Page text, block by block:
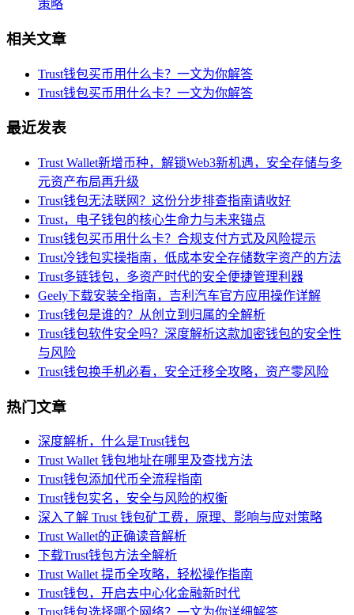
策略
相关文章
Trust钱包买币用什么卡？一文为你解答
Trust钱包买币用什么卡？一文为你解答
最近发表
Trust Wallet新增币种，解锁Web3新机遇，安全存储与多
元资产布局再升级
Trust钱包无法联网？这份分步排查指南请收好
Trust，电子钱包的核心生命力与未来锚点
Trust钱包买币用什么卡？合规支付方式及风险提示
Trust冷钱包实操指南，低成本安全存储数字资产的方法
Trust多链钱包，多资产时代的安全便捷管理利器
Geely下载安装全指南，吉利汽车官方应用操作详解
Trust钱包是谁的？从创立到归属的全解析
Trust钱包软件安全吗？深度解析这款加密钱包的安全性
与风险
Trust钱包换手机必看，安全迁移全攻略，资产零风险
热门文章
深度解析，什么是Trust钱包
Trust Wallet 钱包地址在哪里及查找方法
Trust钱包添加代币全流程指南
Trust钱包实名，安全与风险的权衡
深入了解 Trust 钱包矿工费，原理、影响与应对策略
Trust Wallet的正确读音解析
下载Trust钱包方法全解析
Trust Wallet 提币全攻略，轻松操作指南
Trust钱包，开启去中心化金融新时代